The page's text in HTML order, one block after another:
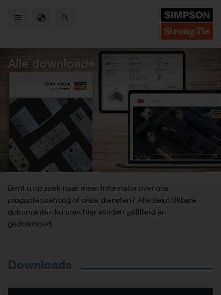
Alle downloads
Bent u op zoek naar meer informatie over ons
productenaanbod of onze diensten? Alle beschikbare
documenten kunnen hier worden gefilterd en
gedownload.
Downloads